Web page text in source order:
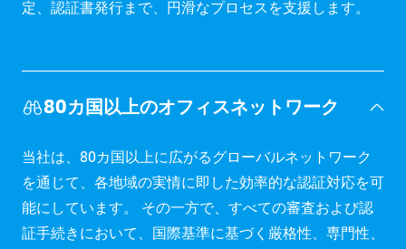
定、認証書発行まで、円滑なプロセスを支援します。
80カ国以上のオフィスネットワーク
当社は、80カ国以上に広がるグローバルネットワーク
を通じて、各地域の実情に即した効率的な認証対応を可
能にしています。 その一方で、すべての審査および認
証手続きにおいて、国際基準に基づく厳格性、専門性、